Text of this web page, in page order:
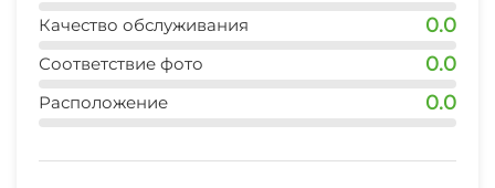
Качество обслуживания 0.0
Соответствие фото 0.0
Расположение 0.0